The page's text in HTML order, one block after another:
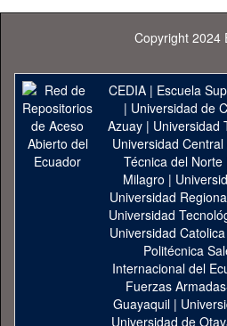
Copyright 2024
CEDIA| Escuela
| Universidad de
Azuay| Universidad
Universidad
Técnica del Norte
Milagro |
Universidad
Universidad
Universidad
Politécnica
Internacional del
Fuerzas
Guayaquil|
Universidad de